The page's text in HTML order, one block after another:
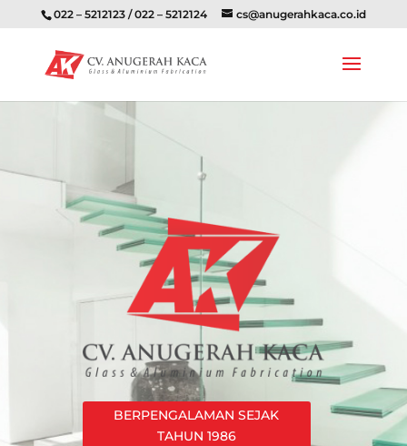
022 – 5212123 / 022 – 5212124 cs@anugerahkaca.co.id
BERPENGALAMAN SEJAK
TAHUN 1986